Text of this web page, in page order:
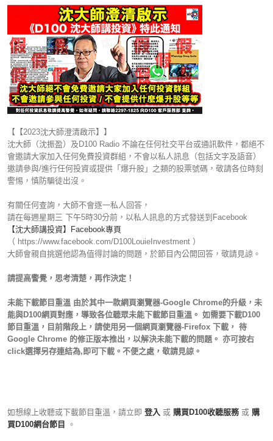
【【2023沈大師澄清啟示】】
沈大師（沈振盈）及D100 Radio 不論在任何社交平台或通訊軟件，都絕不
會邀請大家加入任何免費投資群組，不會以私人訊息（包括文字及語音）
邀請參與/進行任何投資或提供「爆升股」之類的股票號碼，敬請各位時刻
警惕，慎防騙徒出沒。
有關任何查詢，大師不會逐一私人回答，
請在每週星期三 下午5時30分前，以私人訊息的方式發送到Facebook
【沈大師講投資】Facebook專頁
（ https://www.facebook.com/D100LouieInvestment ）
大師會親自挑選他認為值得討論的問題，於節目內公開回答，敬請見諒。
請提高警覺，思考清楚，再作決定！
未能下載節目重溫 由於其中一款網頁瀏覽器-Google Chrome的升級，未
能與D100網頁對應，導致各位聽眾未能下載節目重溫。 如需要下載D100
節目重溫，目前階段上，請使用另一個網頁瀏覽器-Firefox 下載， 待
Google Chrome 的修正版本推出，以解決未能下載的問題。 亦可按右
click選擇另存連結為,即可下載。不便之處，敬請見諒。
如想線上收聽或下載節目重溫，請立即 登入 或 購買D100收聽服務 或 購
買D100網台節目
。